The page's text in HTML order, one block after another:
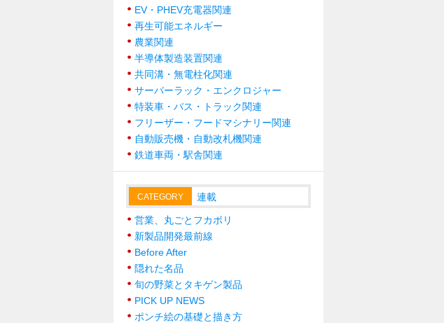
EV・PHEV充電器関連
再生可能エネルギー
農業関連
半導体製造装置関連
共同溝・無電柱化関連
サーバーラック・エンクロジャー
特装車・バス・トラック関連
フリーザー・フードマシナリー関連
自動販売機・自動改札機関連
鉄道車両・駅舎関連
CATEGORY 連載
営業、丸ごとフカボリ
新製品開発最前線
Before After
隠れた名品
旬の野菜とタキゲン製品
PICK UP NEWS
ポンチ絵の基礎と描き方